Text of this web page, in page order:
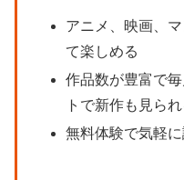
アニメ、映画、
て楽しめる
作品数が豊富で
トで新作も見られ
無料体験で気軽